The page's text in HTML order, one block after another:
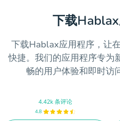
下载
下载Hablax应用程序，让
快捷。我们的应用程序专为
畅的用户体验和即时访
4.42k 条评论
4.8